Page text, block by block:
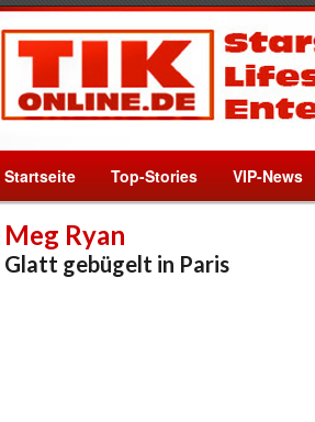
Startseite Top-Stories VIP-News
Meg Ryan
Glatt gebügelt in Paris